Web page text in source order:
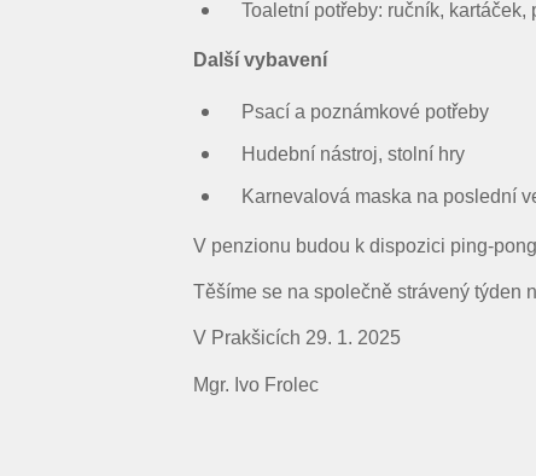
Toaletní potřeby: ručník,
Další vybavení
Psací a poznámkové potřeby
Hudební nástroj, stolní hry
Karnevalová maska na poslední
V penzionu budou k dispozici ping-
Těšíme se na společně strávený týden
V Prakšicích 29. 1.
Mgr. Ivo